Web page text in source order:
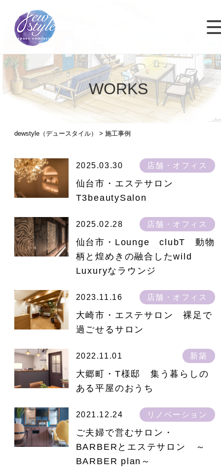
WORKS
dewstyle（デュースタイル） >施工事例
2025.03.30 店舗・オフィス
仙台市・エステサロン
T3beautySalon
2025.02.28 店舗・オフィス
仙台市・Lounge clubT 動物
柄と煌めきの融合したwild
Luxuryなラウンジ
2023.11.16 店舗・オフィス
大崎市・エステサロン 裸足で
過ごせるサロン
2022.11.01 新築
大郷町・T様邸 集う暮らしの
ある平屋のおうち
2021.12.24 リノベーション
ご夫婦で営むサロン・
BARBERとエステサロン ～
BARBER plan～